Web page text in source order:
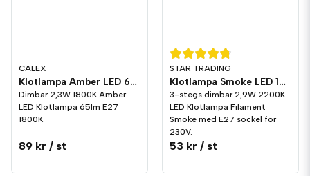
CALEX
Klotlampa Amber LED 65lm E27 1800K Dim
Dimbar 2,3W 1800K Amber
LED Klotlampa 65lm E27
1800K
89 kr / st
STAR TRADING
Klotlampa Smoke LED 150lm E27 2200K 3-stegs dimming
3-stegs dimbar 2,9W 2200K
LED Klotlampa Filament
Smoke med E27 sockel för
230V.
53 kr / st